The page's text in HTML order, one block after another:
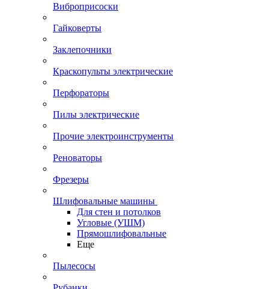
Виброприсоски
Гайковерты
Заклепочники
Краскопульты электрические
Перфораторы
Пилы электрические
Прочие электроинструменты
Реноваторы
Фрезеры
Шлифовальные машины
Для стен и потолков
Угловые (УШМ)
Прямошлифовальные
Еще
Пылесосы